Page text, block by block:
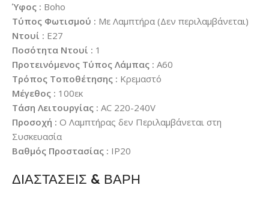
Ύφος : Boho
Τύπος Φωτισμού : Με Λαμπτήρα (Δεν περιλαμβάνεται)
Ντουί : E27
Ποσότητα Ντουί : 1
Προτεινόμενος Τύπος Λάμπας : A60
Τρόπος Τοποθέτησης : Κρεμαστό
Μέγεθος : 100εκ
Τάση Λειτουργίας : AC 220-240V
Προσοχή : Ο Λαμπτήρας δεν Περιλαμβάνεται στη
Συσκευασία
Βαθμός Προστασίας : IP20
ΔΙΑΣΤΑΣΕΙΣ & ΒΑΡΗ